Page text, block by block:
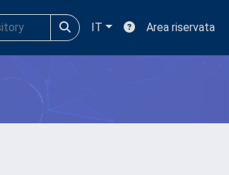
IT Area riservata